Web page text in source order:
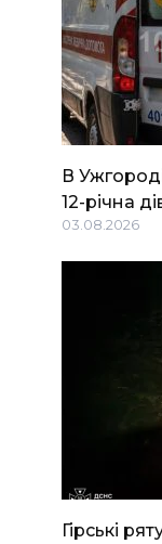
В
12-річна
03.08.2026
Гірські